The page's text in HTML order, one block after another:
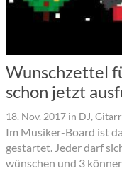
Wunschzettel
schon jetzt
18. Nov. 2017 in DJ,
Im Musiker-Board ist
gestartet. Jeder darf
wünschen und 3